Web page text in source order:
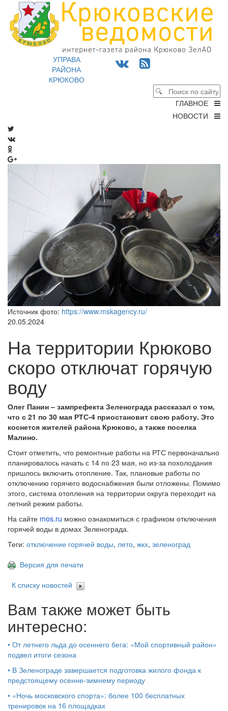
УПРАВА
РАЙОНА
КРЮКОВО
ГЛАВНОЕ
НОВОСТИ
Источник фото: https://www.mskagency.ru/
20.05.2024
На территории Крюково
скоро отключат горячую
воду
Олег Панин – зампрефекта Зеленограда рассказал о том,
что с 21 по 30 мая РТС-4 приостановит свою работу. Это
коснется жителей района Крюково, а также поселка
Малино.
Стоит отметить, что ремонтные работы на РТС первоначально
планировалось начать с 14 по 23 мая, но из-за похолодания
пришлось включить отопление. Так, плановые работы по
отключению горячего водоснабжения были отложены. Помимо
этого, система отопления на территории округа переходит на
летний режим работы.
На сайте mos.ru можно ознакомиться с графиком отключения
горячей воды в домах Зеленограда.
Теги: отключение горячей воды, лето, жкх, зеленоград
Версия для печати
К списку новостей
Вам также может быть
интересно:
• От летнего льда до осеннего бега: «Мой спортивный район»
подвел итоги сезона
• В Зеленограде завершается подготовка жилого фонда к
предстоящему осенне-зимнему периоду
• «Ночь московского спорта»: более 100 бесплатных
тренировок на 16 площадках